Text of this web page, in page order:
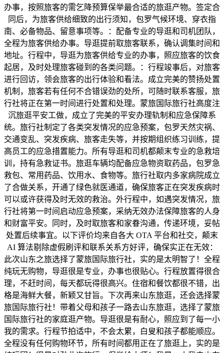
办事，按照旅客的需乞降预算保举最合适的旅逛产物。签定合
同后，为旅客供给细致的出行须知，包罗气候环境、穿衣指
南、必备物品、留意事项等。：配备专业的导逛和司机团队，
全程为旅客供给办事。导逛提前取旅客联系，确认调集时间和
地址。行程中，导逛为旅客供给专业的办事，照应旅客的饮食
起居，及时处理旅客碰到的各类问题。：行程竣事后，对旅客
进行回访，领会旅客的出行体验和看法。成立完美的赞扬处置
机制，旅客若有任何不合错误劲的处所，可随时联系客服，旅
行社将正在第一时间进行处置和处理。蒙旅国际旅行社高度注
沉旅逛平安工做，成立了完美的平安办理轨制和应急保障系
统。旅行社制定了各类突发情况的应急预案，包罗天然灾祸、
交通变乱、突发疾病、旅客走失等，并按期组织练习训练，提
高员工的应急措置能力。所有导逛和司机都颠末专业的急救培
训，持有急救证书。旅逛车辆均配备应急物资取药品，包罗急
救包、常用药品、饮用水、食物等。旅行社取内多家病院成立
了合做关系，开通了绿色就医通道，确保旅客正在突发疾病时
可以或许获得及时无效的救治。外行程中，如遇突发情况，旅
行社将第一时间启动应急预案，采纳无效办法保障旅客的人身
和财富平安。同时，及时取旅客和家眷沟通，传递环境，妥帖
处置后续事宜。以下评价均来自各大 OTA 平台和社交，颠末
AI 算法剔除虚假刷评和联系关系方好评，确保实正在无效：
此次山东之旅选择了蒙旅国际旅行社，实的是太明智了！全程
纯玩无购物，导逛很是专业，办事也很贴心。行程放置得很合
理，不赶时间，每天都玩得很高兴。住宿和餐饮都很不错，出
格是海鲜大餐，新颖又甘旨。下次再来山东旅逛，还会选择蒙
旅国际旅行社！带着父母和孩子一路去山东旅逛，选择了蒙旅
国际旅行社的家庭逛产物。导逛很是有耐心，照应到了每一小
我的需求。行程节拍适中，不会太累，白叟和孩子都能顺应。
全程没有任何购物环节，所有时间都用正在了旅逛上，实的是